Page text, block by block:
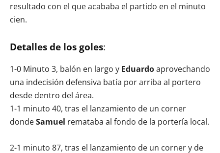
resultado con el que acababa el partido en el minuto
cien.
Detalles de los goles:
1-0 Minuto 3, balón en largo y Eduardoaprovechando
una indecisión defensiva batía por arriba al portero
desde dentro del área.
1-1 minuto 40, tras el lanzamiento de un corner
dondeSamuel remataba al fondo de la portería local.
2-1 minuto 87, tras el lanzamiento de un corner y de